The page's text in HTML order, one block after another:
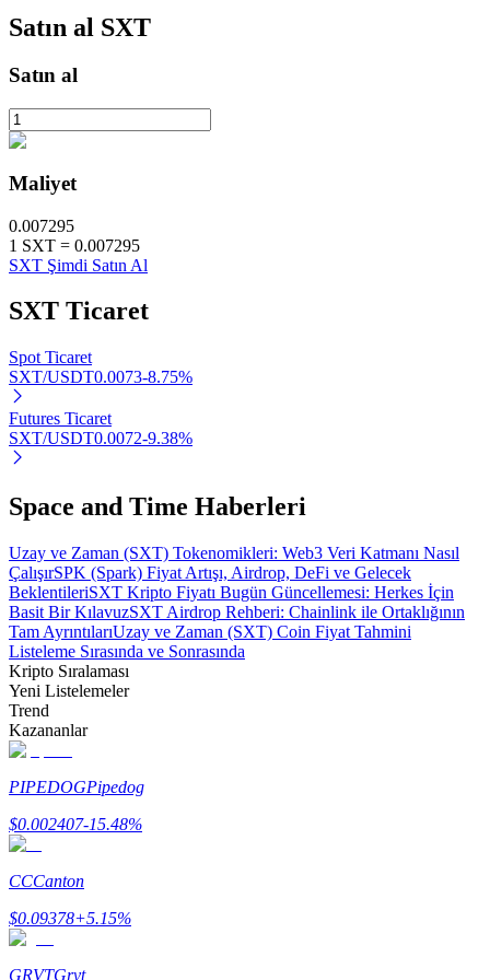
Uzun vadeli kâr ve esnek çıkarlar elde edin
Stake Etmeyi Öğrenin
Bitrue
AI
Bitrue Ortakları
Kullanıcı başına %65'e kadar komisyon!
Satın al SXT
Satın al
Maliyet
0.007295
1 SXT = 0.007295
SXT Şimdi Satın Al
SXT Ticaret
Spot Ticaret
SXT/USDT0.0073-8.75%
Futures Ticaret
SXT/USDT0.0072-9.38%
Space and Time Haberleri
Uzay ve Zaman (SXT) Tokenomikleri: Web3 Veri Katmanı Nasıl
ÇalışırSPK (Spark) Fiyat Artışı, Airdrop, DeFi ve Gelecek
BeklentileriSXT Kripto Fiyatı Bugün Güncellemesi: Herkes İçin
Basit Bir KılavuzSXT Airdrop Rehberi: Chainlink ile Ortaklığının
Tam AyrıntılarıUzay ve Zaman (SXT) Coin Fiyat Tahmini
Listeleme Sırasında ve Sonrasında
Kripto Sıralaması
Yeni Listelemeler
Trend
Kazananlar
PIPEDOGPipedog
$0.002407-15.48%
CCCanton
$0.09378+5.15%
GRVTGrvt